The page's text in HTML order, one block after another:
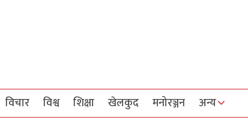
विचार विश्व शिक्षा खेलकुद मनोरञ्जन अन्य